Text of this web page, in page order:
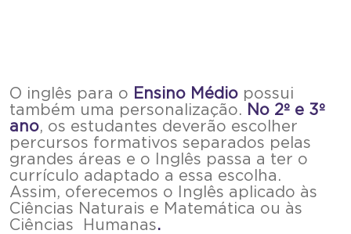
O inglês para o Ensino Médio possui
também uma personalização. No 2º e 3º
ano, os estudantes deverão escolher
percursos formativos separados pelas
grandes áreas e o Inglês passa a ter o
currículo adaptado a essa escolha.
Assim, oferecemos o Inglês aplicado às
Ciências Naturais e Matemática ou às
Ciências Humanas.